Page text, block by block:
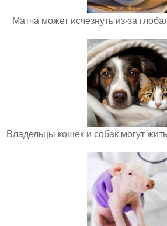
Матча может исчезнуть из-за
Владельцы кошек и собак могут